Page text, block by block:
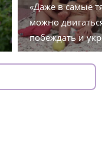
«Даже в самые
можно
побеждать и